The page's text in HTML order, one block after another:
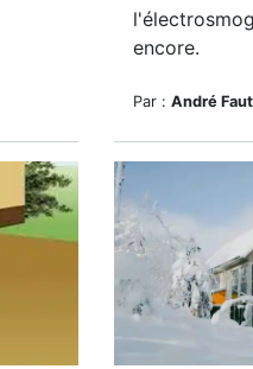
encore.
Par : André